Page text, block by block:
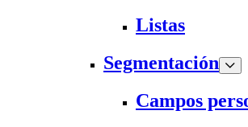
Listas
Segmentación
Campos